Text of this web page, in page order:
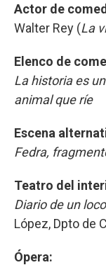
Actor de
Walter Rey (La
Elenco de
La historia es
animal que ríe
Escena
Fedra,
Teatro del
Diario de un loco
López, Dpto de
Ópera: